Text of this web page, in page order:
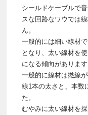
シールドケーブルで
スな回路なワウでは
ん。
一般的には細い線材
となり、太い線材を
になる傾向があります
一般的に線材は撚線
線1本の太さと、本数
た。
むやみに太い線材を